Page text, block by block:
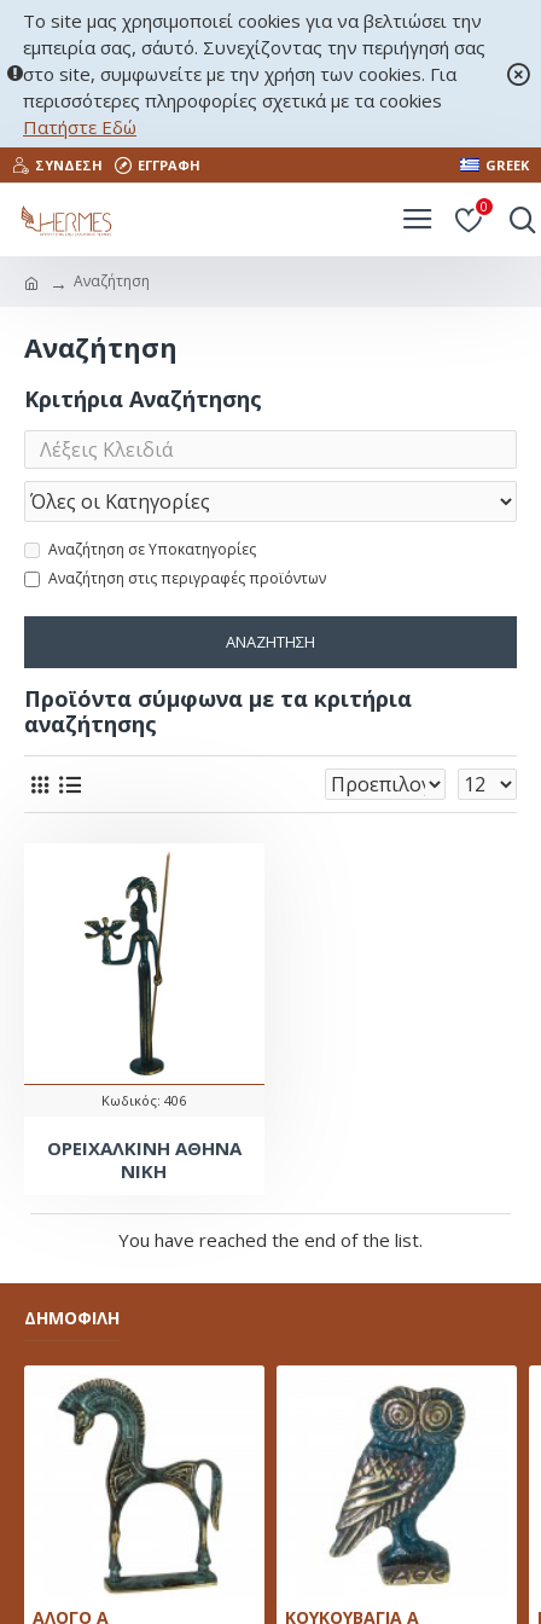
Το site μας χρησιμοποιεί cookies για να βελτιώσει την
εμπειρία σας, σ΄αυτό. Συνεχίζοντας την περιήγησή σας
στο site, συμφωνείτε με την χρήση των cookies. Για
περισσότερες πληροφορίες σχετικά με τα cookies
Πατήστε Εδώ
ΣΎΝΔΕΣΗ ΕΓΓΡΑΦΉ GREEK
0
Αναζήτηση
Αναζήτηση
Κριτήρια Αναζήτησης
Αναζήτηση σε Υποκατηγορίες
Αναζήτηση στις περιγραφές προϊόντων
ΑΝΑΖΉΤΗΣΗ
Προϊόντα σύμφωνα με τα κριτήρια
αναζήτησης
Κωδικός: 406
ΟΡΕΙΧΑΛΚΙΝΗ ΑΘΗΝΑ
ΝΙΚΗ
You have reached the end of the list.
ΔΗΜΟΦΙΛΗ
ΑΛΟΓΟ Α ΚΟΥΚΟΥΒΑΓΙΑ Α